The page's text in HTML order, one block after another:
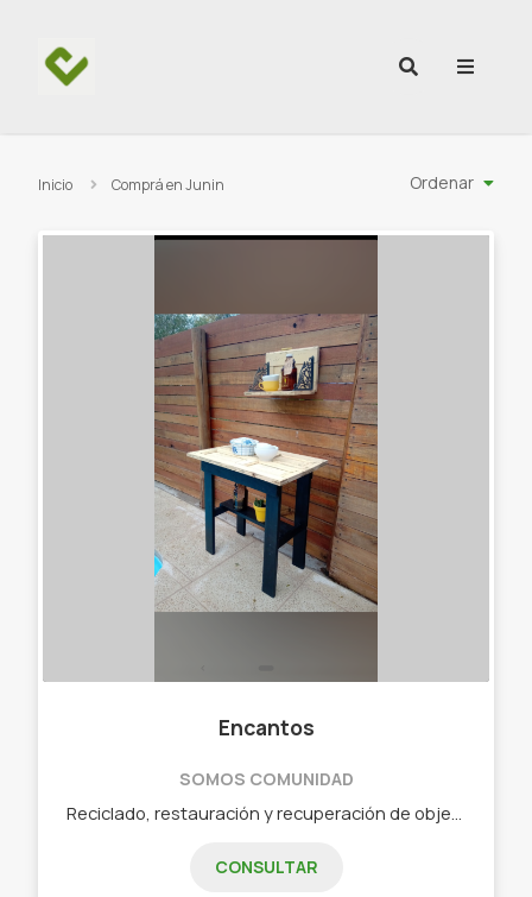
Inicio Comprá en Junin Ordenar
Encantos
SOMOS COMUNIDAD
CONSULTAR